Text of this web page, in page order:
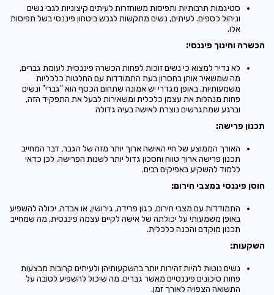
סטיגמות תרבותיות ותפיסות משוחזרות לעיתים קיצוניות לגבי נשים
וניהול כספים. לעיתים, נשים מתקשות לגבש ביטחון פיננסי בשל תפיסות
אלו.
הכשרה וחינוך פיננסי:
לא נדיר למצוא כי נשים זוכות לפחות הכשרה פיננסית לעומת גברים,
מה שמשאיר אותן בחסרון בעת התמודדות עם החלטות כלכליות
משמעותיות. באופן מגדרי יש אמונה שתחום הכסף הוא "גברי" ונשים
פחות מנהלות את עצמן כלכלית ומשאירות לבעל את התפקיד הזה,
וברגע שמתגרשים נוצרת לאישה בעיה גדולה
תכנון פרישה:
האורך הממוצע של חיי האישה ארוך יותר מזה של הגבר, דבר המחייב
תכנון פרישה ארוך טווח וחסכון גדול יותר לשנות הפרישה. לכן כדאי
ללמוד להשקיע באפיקים רבים.
חוסן פיננסי במצבי חירום:
התמודדות עם מצבי חירום, כגון פרידה, גירושין, או אבדה, יכולה להשפיע
באופן משמעותי על יכולתה של אישה לקיים עצמה פיננסית, מה שמחייב
תכנון מוקדם והכנה כלכלית.
השקעות:
נשים נוטות להיות זהירות יותר בהשקעותיהן ולעיתים קרובות מבצעות
פחות סיכונים פיננסיים מאשר גברים, מה שיכול להשפיע לטובה על
התשואה הצפויה לאורך זמן.